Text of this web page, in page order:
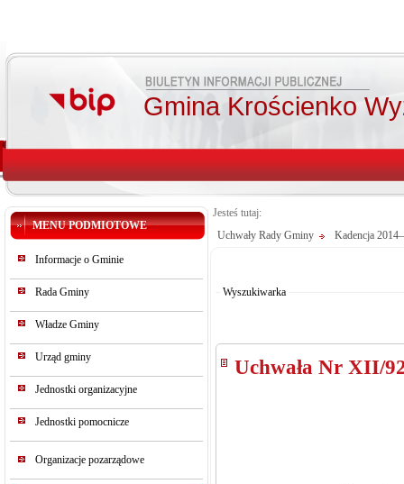
Gmina Krościenko
MENU PODMIOTOWE
Informacje o Gminie
Rada Gminy
Władze Gminy
Urząd gminy
Jednostki organizacyjne
Jednostki pomocnicze
Organizacje pozarządowe
Jesteś tutaj:
Uchwały Rady Gminy
Kadencja
Wyszukiwarka
Uchwała Nr XII/